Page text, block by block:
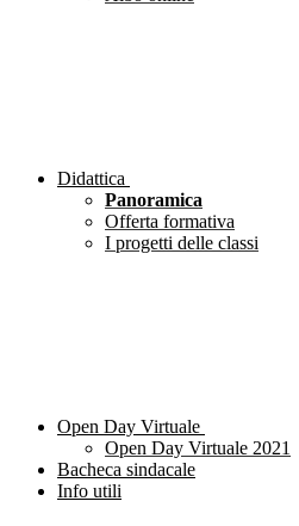
Didattica
Panoramica
Offerta formativa
I progetti delle classi
Open Day Virtuale
Open Day Virtuale 2021
Bacheca sindacale
Info utili